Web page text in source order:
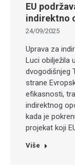
EU
indirektno
24/09/2025
Uprava za
Luci obilježila
dvogodišnjeg
strane
efikasnosti,
indirektnog
kada je
projekat koji
Više